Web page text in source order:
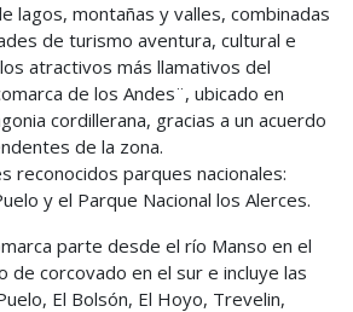
lagos, montañas y valles, combinadas
de turismo aventura, cultural e
atractivos más llamativos del
de los Andes¨, ubicado en
cordillerana, gracias a un acuerdo
de la zona.
reconocidos parques nacionales:
y el Parque Nacional los Alerces.
parte desde el río Manso en el
de corcovado en el sur e incluye las
El Bolsón, El Hoyo, Trevelin,